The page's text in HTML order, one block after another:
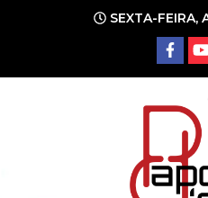
conteúdo
SEXTA-FEIRA,